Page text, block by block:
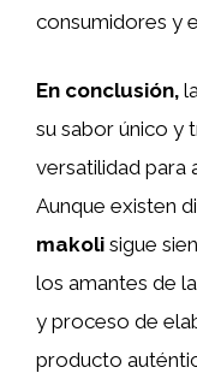
consumidores y
En conclusión,
su sabor único y
versatilidad para
Aunque existen
makoli sigue
los amantes de
y proceso de
producto